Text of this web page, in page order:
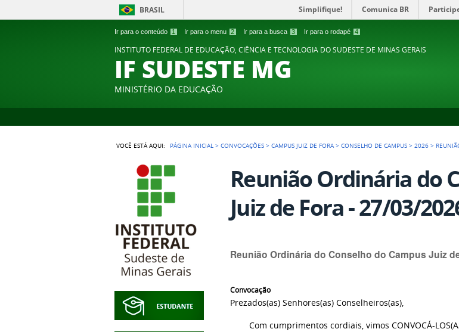
Ir para o conteúdo 1 Ir para o menu 2 Ir para a busca 3 Ir para o rodapé 4
BRASIL Simplifique! Comunica BR
INSTITUTO FEDERAL DE EDUCAÇÃO, CIÊNCIA E TECNOLOGIA DO SUDESTE DE MINAS GERAIS
IF SUDESTE MG
MINISTÉRIO DA EDUCAÇÃO
VOCÊ ESTÁ AQUI: PÁGINA INICIAL >CONVOCAÇÕES >CAMPUS JUIZ DE FORA >CONSELHO DE CAMPUS >2026 >
Reunião Ordinária do
Juiz de Fora - 27/03/
Reunião Ordinária do Conselho do Campus Juiz
Convocação
Prezados(as) Senhores(as) Conselheiros(as),
Com cumprimentos cordiais, vimos CONVOCÁ-